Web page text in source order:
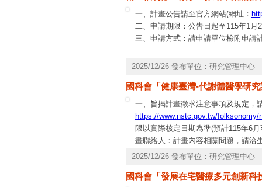
一、計畫公告請至官方網站(網址：
二、申請期限：公告日起至115年1
三、申請方式：請申請單位檢附申請
2025/12/26 發布單位：研究管理中心
國科會「健康臺灣-代謝體醫學研
一、旨揭計畫徵求注意事項及規定，
https://www.nstc.gov.tw/folksonomy/
限以實際核定日期為準(預計115年6
畫聯絡人：計畫內容相關問題，請洽
專線，電話0800-212-058、(02)2737-
2025/12/26 發布單位：研究管理中心
國科會「發展在宅醫療多元創新